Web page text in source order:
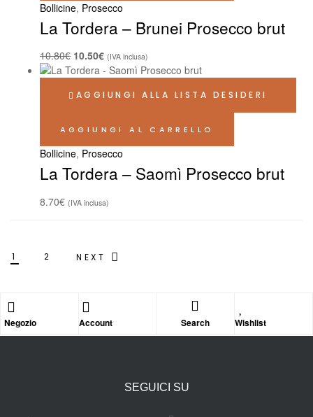
Bollicine, Prosecco
La Tordera – Brunei Prosecco brut
10.80€ 10.50€ (IVA inclusa)
AGGIUNGI ALLA LISTA DESIDERI
AGGIUNGI AL CARRELLO
Bollicine, Prosecco
La Tordera – Saomì Prosecco brut
8.70€ (IVA inclusa)
1 2 NEXT
Negozio Account Search Wishlist
SEGUICI SU